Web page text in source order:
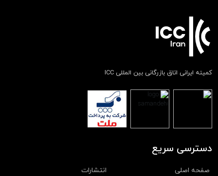
کمیته ایرانی اتاق بازرگانی بین المللی ICC
دسترسی سریع
صفحه اصلی
انتشارات